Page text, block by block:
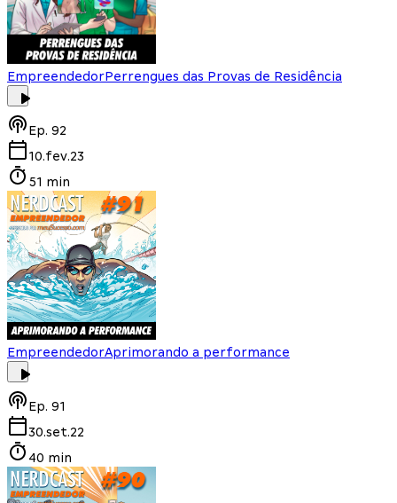
EmpreendedorPerrengues das Provas de Residência
Ep. 92
10.fev.23
51 min
EmpreendedorAprimorando a performance
Ep. 91
30.set.22
40 min